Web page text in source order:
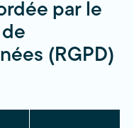
par le
(RGPD)